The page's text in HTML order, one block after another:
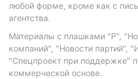
любой форме, кроме как с
агентства.
Материалы с плашками "Р",
компаний", "Новости партий",
"Спецпроект при поддержке"
коммерческой основе.